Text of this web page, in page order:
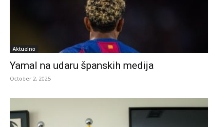
Aktuelno
Yamal na udaru španskih medija
October 2, 2025